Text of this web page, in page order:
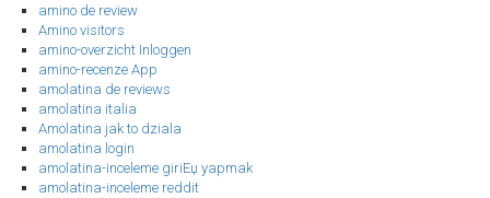
amino de review
Amino visitors
amino-overzicht Inloggen
amino-recenze App
amolatina de reviews
amolatina italia
Amolatina jak to dziala
amolatina login
amolatina-inceleme giriЕџ yapmak
amolatina-inceleme reddit